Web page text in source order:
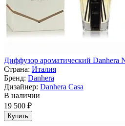
Диффузор ароматический Danhera
Страна: Италия
Бренд: Danhera
Дизайнер: Danhera Casa
В наличии
19 500 ₽
Купить